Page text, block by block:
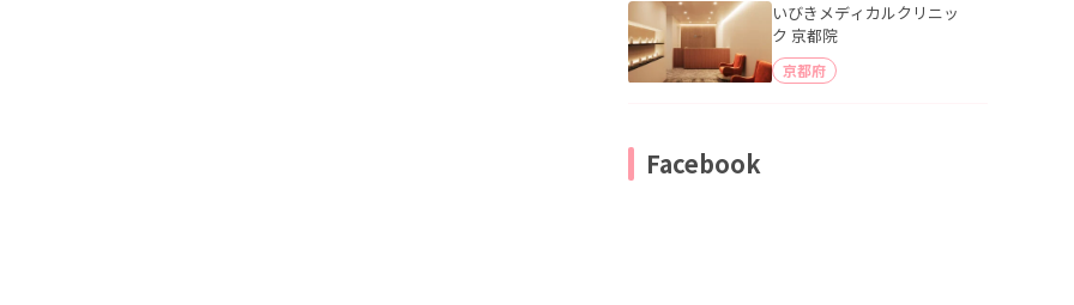
いびきメディカルクリニッ
ク 京都院
京都府
Facebook